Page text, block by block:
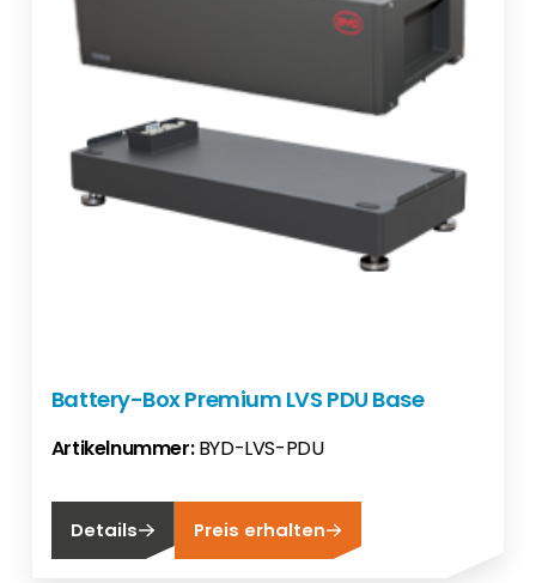
Battery-Box Premium LVS PDU Base
Artikelnummer:BYD-LVS-PDU
Details Preis erhalten